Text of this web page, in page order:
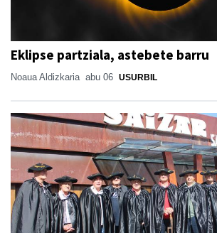
Eklipse partziala, astebete barru
Noaua Aldizkaria abu 06 USURBIL